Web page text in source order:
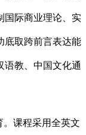
国际商业理论、实
底取跨前言表达能
语教、中国文化通
课程采用全英文